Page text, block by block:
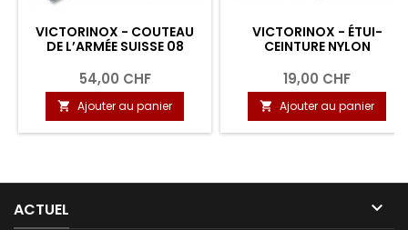
VICTORINOX - COUTEAU
DE L’ARMÉE SUISSE 08
54,00 CHF
 Ajouter au panier
VICTORINOX - ÉTUI-
CEINTURE NYLON
19,00 CHF
 Ajouter au panier
ACTUEL 